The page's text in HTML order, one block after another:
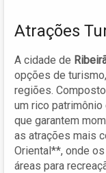
Atrações
A cidade de
opções de
regiões.
um rico
que garantem
as atrações mais
Oriental**, onde
áreas para